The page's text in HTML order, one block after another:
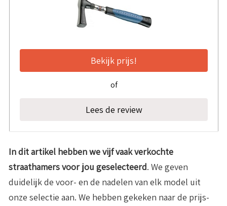
Bekijk prijs!
of
Lees de review
In dit artikel hebben we vijf vaak verkochte
straathamers voor jou geselecteerd. We geven
duidelijk de voor- en de nadelen van elk model uit
onze selectie aan. We hebben gekeken naar de prijs-